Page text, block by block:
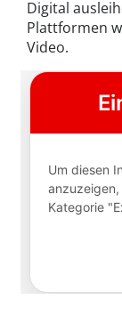
Digital
Plattformen
Video.